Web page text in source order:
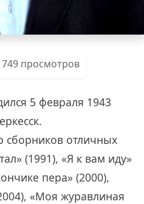
749 просмотров
5 февраля 1943
сборников отличных
(1991), «Я к вам иду»
пера» (2000),
«Моя журавлиная